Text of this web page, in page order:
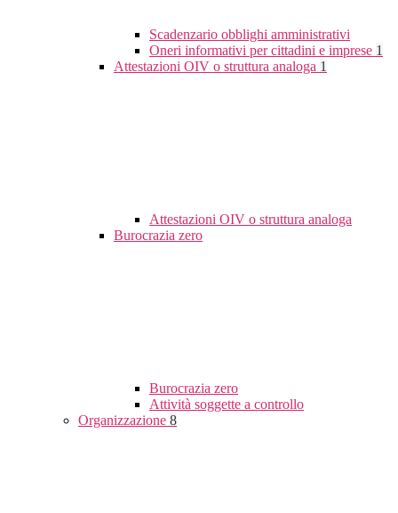
Scadenzario obblighi amministrativi
Oneri informativi per cittadini e imprese 1
Attestazioni OIV o struttura analoga 1
Attestazioni OIV o struttura analoga
Burocrazia zero
Burocrazia zero
Attività soggette a controllo
Organizzazione 8